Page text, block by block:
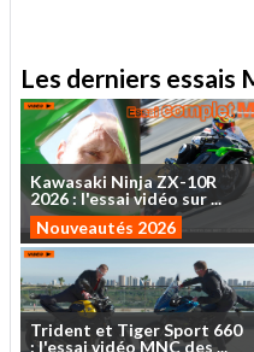
Les derniers essais
Kawasaki NinjaZX-10R
2026: l'essaividéo sur...
Nouveautés 2026
Trident et TigerSport 660
: l'essaividéoMNCdes...